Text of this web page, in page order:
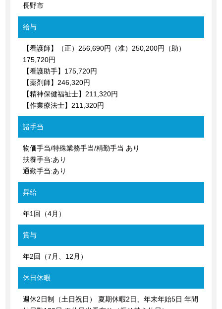
長野市
給与
【看護師】（正）256,690円（准）250,200円（助）
175,720円
【看護助手】175,720円
【薬剤師】246,320円
【精神保健福祉士】211,320円
【作業療法士】211,320円
諸手当
物価手当/特殊業務手当/精勤手当 あり
扶養手当:あり
通勤手当:あり
昇給
年1回（4月）
賞与
年2回（7月、12月）
休日休暇
週休2日制（土日祝日） 夏期休暇2日、年末年始5日 年間